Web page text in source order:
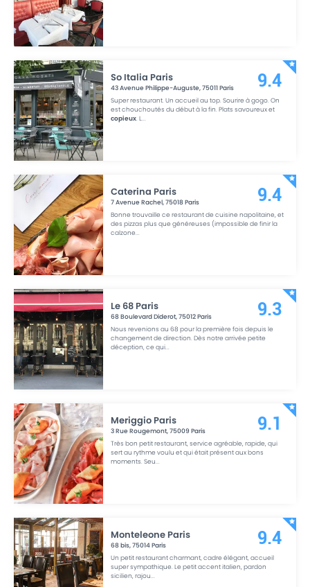
So Italia Paris
43 Avenue Philippe-Auguste,75011Paris
Super restaurant. Un accueil au top. Sourire à gogo. On
est chouchoutés du début à la fin. Plats savoureux et
copieux. L...
9.4
Caterina Paris
7 Avenue Rachel,75018 Paris
Bonne trouvaille ce restaurant de cuisine napolitaine, et
des pizzas plus que généreuses (impossible de finir la
calzone...
9.4
Le 68 Paris
68 Boulevard Diderot,75012Paris
Nous revenions au 68 pour la première fois depuis le
changement de direction. Dès notre arrivée petite
déception, ce qui...
9.3
Meriggio Paris
3 Rue Rougemont,75009 Paris
Très bon petit restaurant, service agréable, rapide, qui
sert au rythme voulu et qui était présent aux bons
moments. Seu...
9.1
Monteleone Paris
68 bis,75014Paris
Un petit restaurant charmant, cadre élégant, accueil
super sympathique. Le petit accent italien, pardon
sicilien, rajou...
9.4